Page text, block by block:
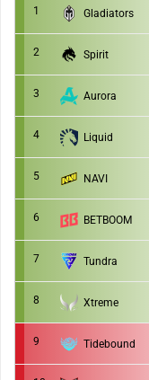
1 Gladiators
2 Spirit
3 Aurora
4 Liquid
5 NAVI
6 BETBOOM
7 Tundra
8 Xtreme
9 Tidebound